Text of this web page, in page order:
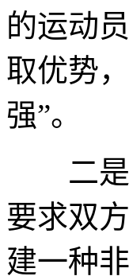
的运动
取优势
强”。
二是
要求双
建一种